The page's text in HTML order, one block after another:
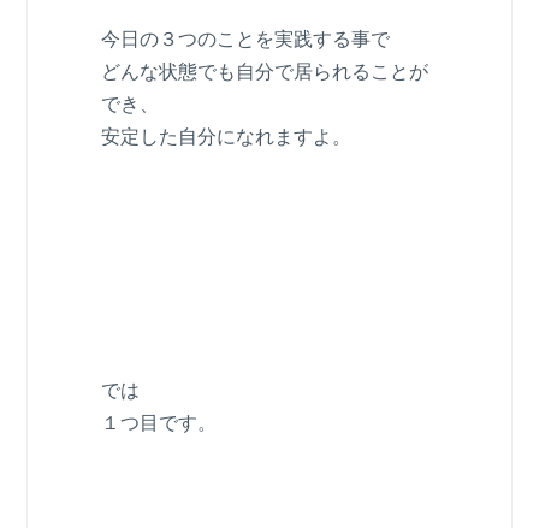
今日の３つのことを実践する事で
どんな状態でも自分で居られることが
でき、
安定した自分になれますよ。
では
１つ目です。